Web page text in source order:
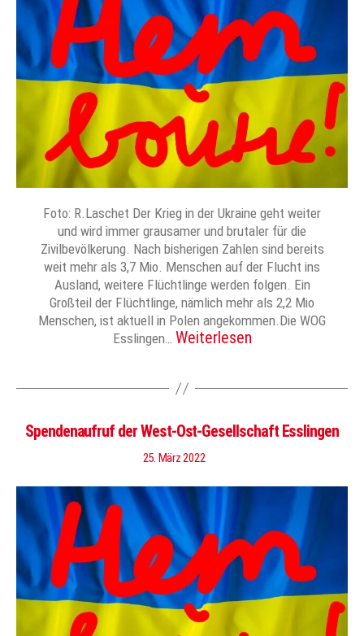
Foto: R.Laschet Der Krieg in der Ukraine geht weiter
und wird immer grausamer und brutaler für die
Zivilbevölkerung. Nach bisherigen Zahlen sind bereits
weit mehr als 3,7 Mio. Menschen auf der Flucht ins
Ausland, weitere Flüchtlinge werden folgen. Ein
Großteil der Flüchtlinge, nämlich mehr als 2,2 Mio
Menschen, ist aktuell in Polen angekommen.Die WOG
Esslingen… Weiterlesen
Spendenaufruf der West-Ost-Gesellschaft Esslingen
25. März 2022